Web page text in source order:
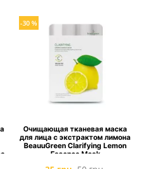
-30 %
Очищающая тканевая маска
для лица c экстрактом лимона
BeauuGreen Clarifying Lemon
Essence Mask